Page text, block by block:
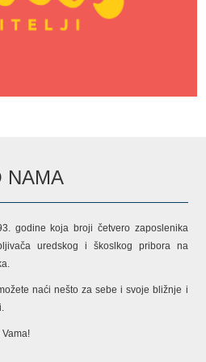
NAMA
godine koja broji četvero zaposlenika
uredskog i škoslkog pribora na
naći nešto za sebe i svoje bližnje i